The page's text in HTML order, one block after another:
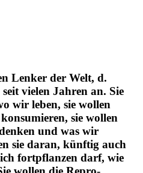
Lenker der Welt, d.
vielen Jahren an. Sie
wir leben, sie wollen
sie wollen
und was wir
sie daran, künftig auch
fortpflanzen darf, wie